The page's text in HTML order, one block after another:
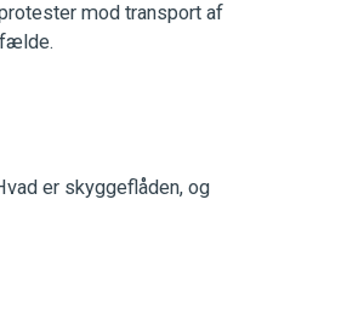
mod transport af
er skyggeflåden, og